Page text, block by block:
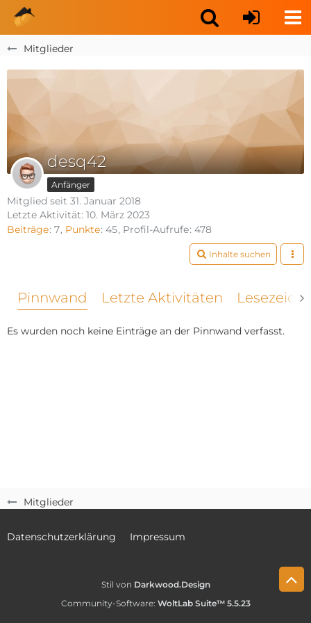
Mitglieder
Mitglieder
desq42
Anfänger
Mitglied seit 31. Januar 2018
Letzte Aktivität: 10. März 2023
Beiträge 7 Punkte 45 Profil-Aufrufe 478
Inhalte suchen
Pinnwand Letzte Aktivitäten
Es wurden noch keine Einträge an der Pinnwand verfasst.
Datenschutzerklärung Impressum
Stil von Darkwood.Design
Community-Software: WoltLab Suite™ 5.5.23